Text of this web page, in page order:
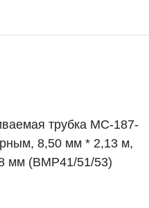
трубка MC-187-
8,50 мм * 2,13 м,
мм (BMP41/51/53)